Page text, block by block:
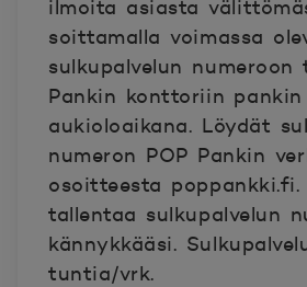
ilmoita asiasta
soittamalla voimassa
sulkupalvelun numeroon
Pankin konttoriin pankin
aukioloaikana. Löydät
numeron POP Pankin
osoitteesta poppankki.fi.
tallentaa sulkupalvelun
kännykkääsi.
tuntia/vrk.